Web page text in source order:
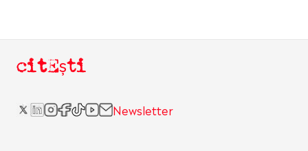
citEști
Newsletter